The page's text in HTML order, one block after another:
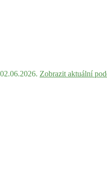
Zobrazit aktuální